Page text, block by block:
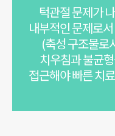
턱관절 문제가
내부적인 문제로
(축성 구조물로
치우침과불균
접근해야 빠른 치